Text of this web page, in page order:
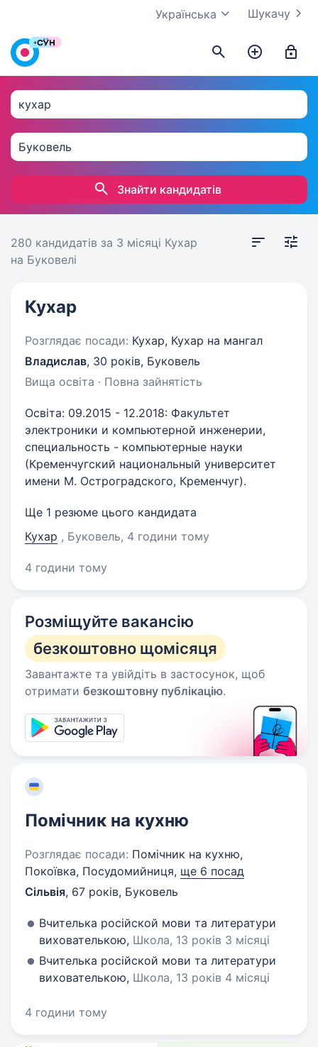
Шукачу
Українська
Знайти кандидатів
280 кандидатів за 3 місяці Кухар
на Буковелі
Кухар
Розглядає посади: Кухар, Кухар на мангал
Владислав, 30 років, Буковель
Вища освіта · Повна зайнятість
Освіта: 09.2015 - 12.2018: Факультет
электроники и компьютерной инженерии,
специальность - компьютерные науки
(Кременчугский национальный университет
имени М. Остроградского, Кременчуг).
Ще 1 резюме цього кандидата
Кухар , Буковель, 4 години тому
4 години тому
Розміщуйте вакансію
безкоштовно щомісяця
Завантажте та увійдіть в застосунок, щоб
отримати безкоштовну публікацію.
Помічник на кухню
Розглядає посади: Помічник на кухню,
Покоївка, Посудомийниця, ще 6 посад
Сільвія, 67 років, Буковель
Вчителька російской мови та литератури
вихователькою, Школа, 13 років 3 місяці
Вчителька російской мови та литератури
вихователькою, Школа, 13 років 4 місяці
4 години тому